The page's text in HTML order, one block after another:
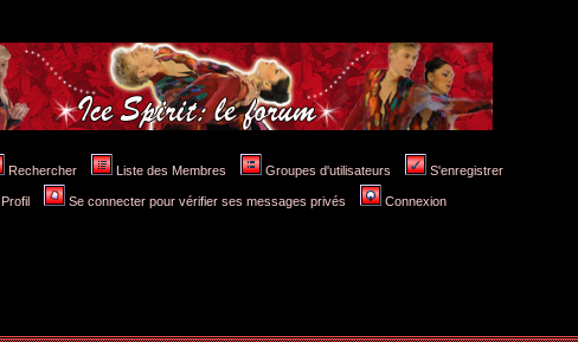
Rechercher Liste des Membres Groupes d'utilisateurs S'enregistrer
Profil Se connecter pour vérifier ses messages privés Connexion